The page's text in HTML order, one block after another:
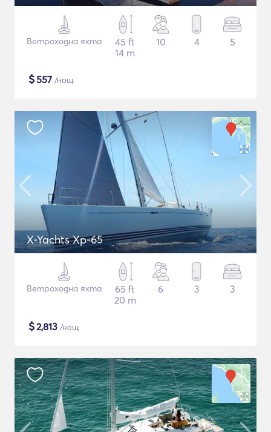
Ветроходна яхта
45 ft
14 m
10 4 5
$557 /нощ
X-Yachts Xp-65
Ветроходна яхта
65 ft
20 m
6 3 3
$2,813 /нощ